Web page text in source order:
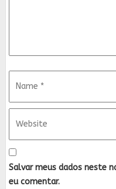
Salvar meus dados neste
eu comentar.